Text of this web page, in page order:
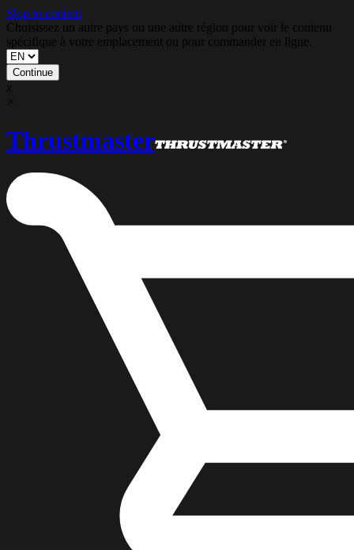
Skip to content
Choisissez un autre pays ou une autre région pour voir le contenu
spécifique à votre emplacement ou pour commander en ligne.
Continue
x
×
Thrustmaster